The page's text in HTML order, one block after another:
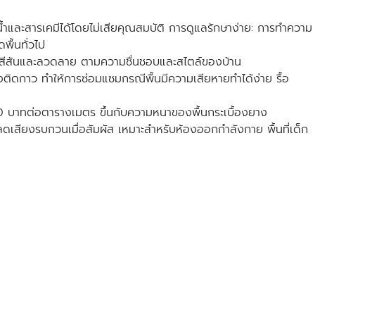
ละสารเคมีได้โดยไม่เสียคุณสมบัติ การดูแลรักษาง่าย: การทำความ
พื้นทั่วไป
นและลวดลาย ตามความชื่นชอบและสไตล์ของบ้าน
ดกาว ทำให้การซ่อมแซมกรณีพื้นมีความเสียหายทำได้ง่าย รื้อ
าทต่อตารางเมตร ขึ้นกับความหนาของพื้นกระเบื้องยาง
เสียงรบกวนเมื่อสัมผัส เหมาะสำหรับห้องออกกำลังกาย พื้นที่เด็ก